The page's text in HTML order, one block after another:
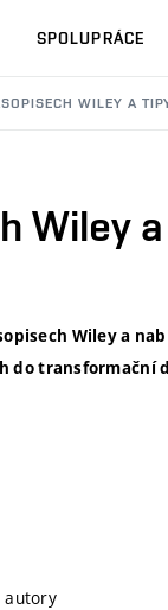
SPOLUPRÁCE
WILEY A
Wiley
Wiley a
do transformační
autory